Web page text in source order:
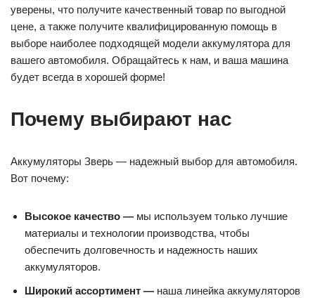
уверены, что получите качественный товар по выгодной
цене, а также получите квалифицированную помощь в
выборе наиболее подходящей модели аккумулятора для
вашего автомобиля. Обращайтесь к нам, и ваша машина
будет всегда в хорошей форме!
Почему выбирают нас
Аккумуляторы Зверь — надежный выбор для автомобиля.
Вот почему:
Высокое качество — мы используем только лучшие
материалы и технологии производства, чтобы
обеспечить долговечность и надежность наших
аккумуляторов.
Широкий ассортимент — наша линейка аккумуляторов